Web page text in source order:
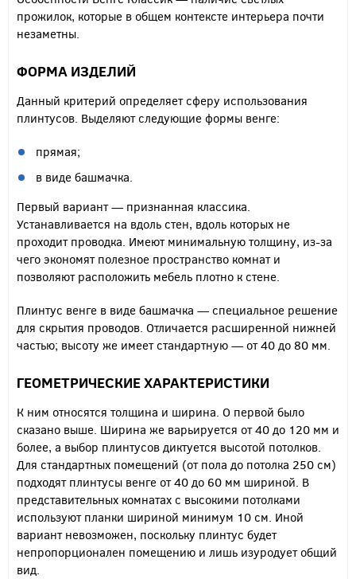
прожилок, которые в общем контексте интерьера почти
незаметны.
ФОРМА ИЗДЕЛИЙ
Данный критерий определяет сферу использования
плинтусов. Выделяют следующие формы венге:
прямая;
в виде башмачка.
Первый вариант — признанная классика.
Устанавливается на вдоль стен, вдоль которых не
проходит проводка. Имеют минимальную толщину, из-за
чего экономят полезное пространство комнат и
позволяют расположить мебель плотно к стене.
Плинтус венге в виде башмачка — специальное решение
для скрытия проводов. Отличается расширенной нижней
частью; высоту же имеет стандартную — от 40 до 80 мм.
ГЕОМЕТРИЧЕСКИЕ ХАРАКТЕРИСТИКИ
К ним относятся толщина и ширина. О первой было
сказано выше. Ширина же варьируется от 40 до 120 мм и
более, а выбор плинтусов диктуется высотой потолков.
Для стандартных помещений (от пола до потолка 250 см)
подходят плинтусы венге от 40 до 60 мм шириной. В
представительных комнатах с высокими потолками
используют планки шириной минимум 10 см. Иной
вариант невозможен, поскольку плинтус будет
непропорционален помещению и лишь изуродует общий
вид.